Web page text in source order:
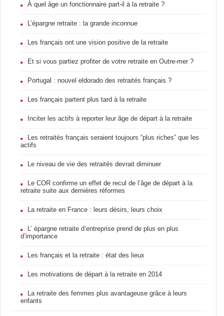
À quel âge un fonctionnaire part-il à la retraite ?
L’épargne retraite : la grande inconnue
Les français ont une vision positive de la retraite
Et si vous partiez profiter de votre retraite en Outre-mer ?
Portugal : nouvel eldorado des retraités français ?
Les français partent plus tard à la retraite
Inciter les actifs à reporter leur âge de départ à la retraite
Les retraités français seraient toujours “plus riches” que les
actifs
Le niveau de vie des retraités devrait diminuer
Le COR confirme un effet de recul de l’âge de départ à la
retraite suite aux dernières réformes
La retraite en France : leurs désirs, leurs choix
L’ épargne retraite d’entreprise prend de plus en plus
d’importance
Les français et la retraite : état des lieux
Les motivations de départ à la retraite en 2014
La retraite des femmes plus avantageuse grâce à leurs
enfants